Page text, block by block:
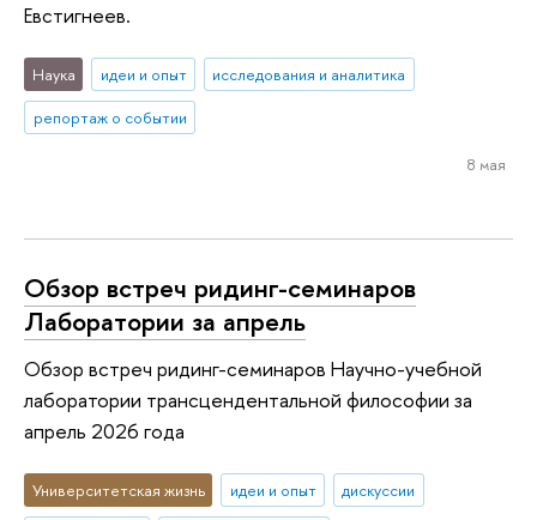
Евстигнеев.
Наука идеи и опыт
исследования и аналитика
репортаж о событии
8 мая
Обзор встреч ридинг-семинаров
Лаборатории за апрель
Обзор встреч ридинг-семинаров Научно-учебной
лаборатории трансцендентальной философии за
апрель 2026 года
Университетская жизнь идеи и опыт
дискуссии